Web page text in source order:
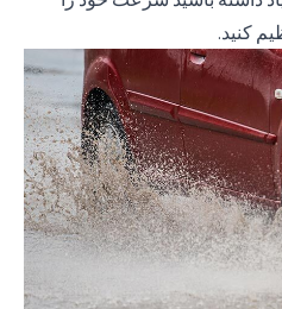
کنید.